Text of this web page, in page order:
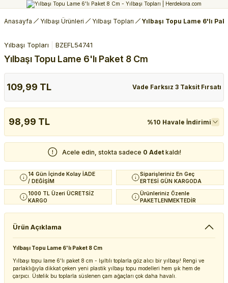
Anasayfa Yılbaşı Ürünleri Yılbaşı Topları Yılbaşı Topu Lame 6'lı
Yılbaşı Topları BZEFL54741
Yılbaşı Topu Lame 6'lı Paket 8 Cm
109,99 TL Vade Farksız 3 Taksit Fırsatı
98,99 TL %10 Havale İndirimi
Acele edin, stokta sadece 0 Adet kaldı!
14 Gün İçinde Kolay İADE
/ DEĞİŞİM
Siparişleriniz En Geç
ERTESİ GÜN KARGODA
1000 TL Üzeri ÜCRETSİZ
KARGO
Ürünleriniz Özenle
PAKETLENMEKTEDİR
Ürün Açıklama
Yılbaşı Topu Lame 6'lı Paket 8 Cm
Yılbaşı topu lame 6'lı paket 8 cm - Işıltılı toplarla göz alıcı bir yılbaşı! Rengi ve
parlaklığıyla dikkat çeken yeni plastik yılbaşı topu modelleri hem şık hem de
çarpıcı. Üstelik bu toplarla süslenen çam ağaçları çok daha havalı.